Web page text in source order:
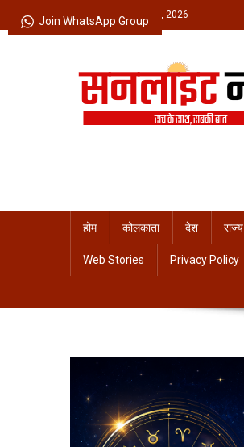
to
Friday, August 07, 2026
होम कोलकाता देश राज्य
Web Stories Privacy Policy
Join WhatsApp Group